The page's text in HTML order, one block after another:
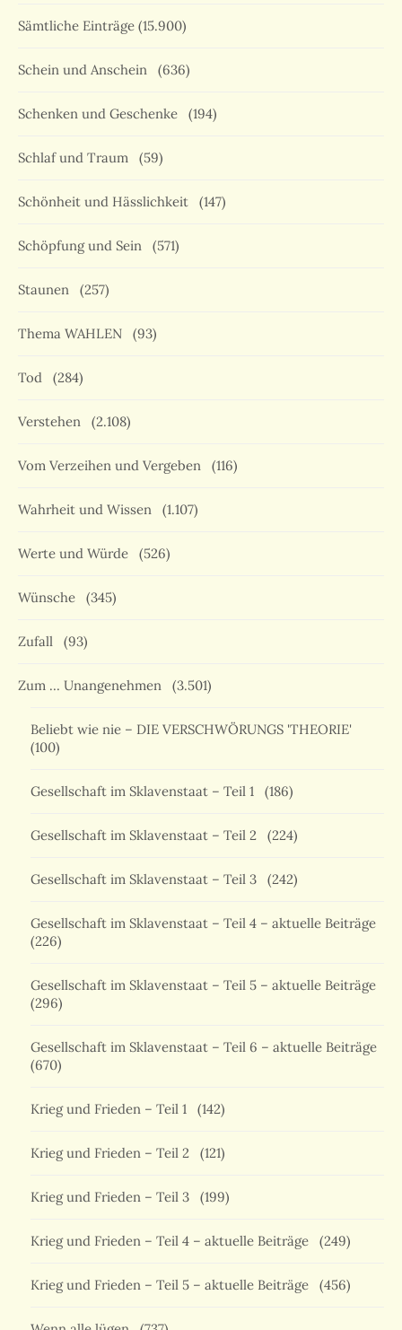
Sämtliche Einträge (15.900)
Schein und Anschein (636)
Schenken und Geschenke (194)
Schlaf und Traum (59)
Schönheit und Hässlichkeit (147)
Schöpfung und Sein (571)
Staunen (257)
Thema WAHLEN (93)
Tod (284)
Verstehen (2.108)
Vom Verzeihen und Vergeben (116)
Wahrheit und Wissen (1.107)
Werte und Würde (526)
Wünsche (345)
Zufall (93)
Zum … Unangenehmen (3.501)
Beliebt wie nie – DIE VERSCHWÖRUNGS 'THEORIE'
(100)
Gesellschaft im Sklavenstaat – Teil 1 (186)
Gesellschaft im Sklavenstaat – Teil 2 (224)
Gesellschaft im Sklavenstaat – Teil 3 (242)
Gesellschaft im Sklavenstaat – Teil 4 – aktuelle Beiträge
(226)
Gesellschaft im Sklavenstaat – Teil 5 – aktuelle Beiträge
(296)
Gesellschaft im Sklavenstaat – Teil 6 – aktuelle Beiträge
(670)
Krieg und Frieden – Teil 1 (142)
Krieg und Frieden – Teil 2 (121)
Krieg und Frieden – Teil 3 (199)
Krieg und Frieden – Teil 4 – aktuelle Beiträge (249)
Krieg und Frieden – Teil 5 – aktuelle Beiträge (456)